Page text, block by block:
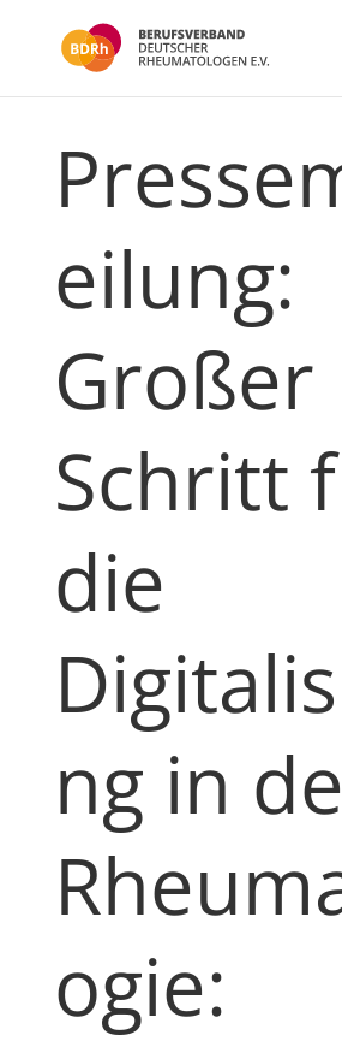
eilung:
Großer
Schritt
die
ng in
ogie: